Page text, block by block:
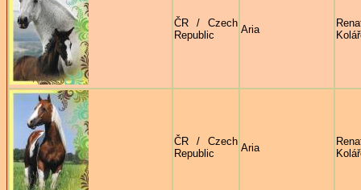
ČR / Czech
Republic
Aria
ČR / Czech
Republic
Aria